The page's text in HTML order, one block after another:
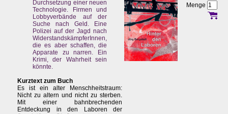
Durchsetzung einer neuen
Technologie. Firmen und
Lobbyverbände auf der
Suche nach Geld. Eine
Polizei auf der Jagd nach
WiderstandskämpferInnen,
die es aber schaffen, die
Apparate zu narren. Ein
Krimi, der Wahrheit sein
könnte.
Kurztext zum Buch
Es ist ein alter Menschheitstraum:
Nicht zu altern und nicht zu sterben.
Mit einer bahnbrechenden
Entdeckung in den Laboren der
Menge